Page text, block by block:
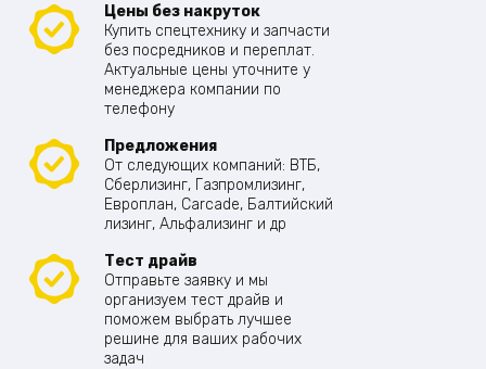
Цены без накруток
Купить спецтехнику и запчасти
без посредников и переплат.
Актуальные цены уточните у
менеджера компании по
телефону
Предложения
От следующих компаний: ВТБ,
Сберлизинг, Газпромлизинг,
Европлан, Carcade, Балтийский
лизинг, Альфализинг и др
Тест драйв
Отправьте заявку и мы
организуем тест драйв и
поможем выбрать лучшее
решине для ваших рабочих
задач